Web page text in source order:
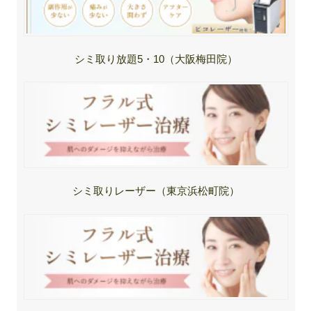
シミ取り放題5・10（大阪梅田院）
シミ取りレーザー（東京浜松町院）